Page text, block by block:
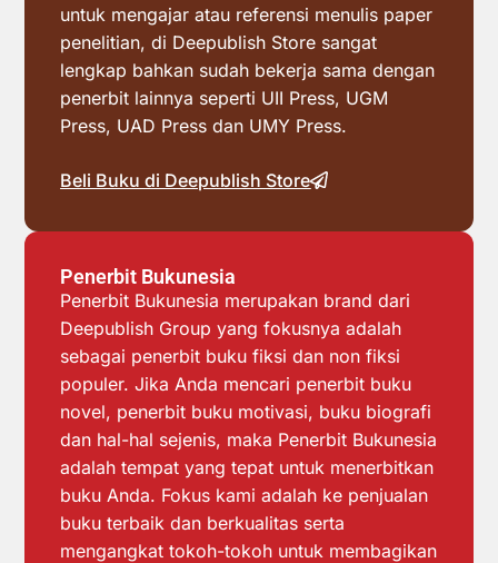
untuk mengajar atau referensi menulis paper
penelitian, di Deepublish Store sangat
lengkap bahkan sudah bekerja sama dengan
penerbit lainnya seperti UII Press, UGM
Press, UAD Press dan UMY Press.
Beli Buku di Deepublish Store
Penerbit Bukunesia
Penerbit Bukunesia merupakan brand dari
Deepublish Group yang fokusnya adalah
sebagai penerbit buku fiksi dan non fiksi
populer. Jika Anda mencari penerbit buku
novel, penerbit buku motivasi, buku biografi
dan hal-hal sejenis, maka Penerbit Bukunesia
adalah tempat yang tepat untuk menerbitkan
buku Anda. Fokus kami adalah ke penjualan
buku terbaik dan berkualitas serta
mengangkat tokoh-tokoh untuk membagikan